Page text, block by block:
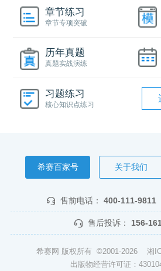
章节练习
章节专项突破
历年真题
真题实战演练
习题练习
核心知识点练习
希赛百家号 关于我们
售前电话： 400-111-9811
售后投诉： 156-
希赛网 版权所有 ©2001-2026 湘
出版物经营许可证：